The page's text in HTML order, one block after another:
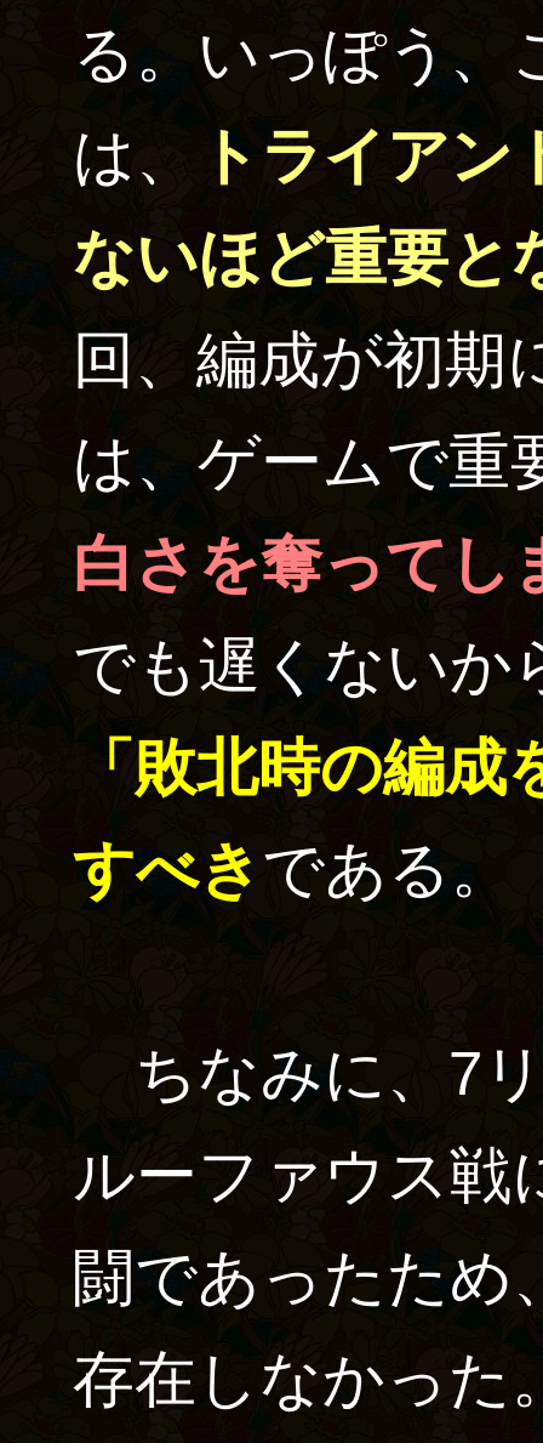
る。いっぽう、
は、
トライア
ないほど重要と
回、編成が初期
は、ゲームで重
白さを奪ってし
でも遅くないか
「敗北時の編
すべきである。
ちなみに、7
ルーファウス戦
闘であったため
存在しなかった